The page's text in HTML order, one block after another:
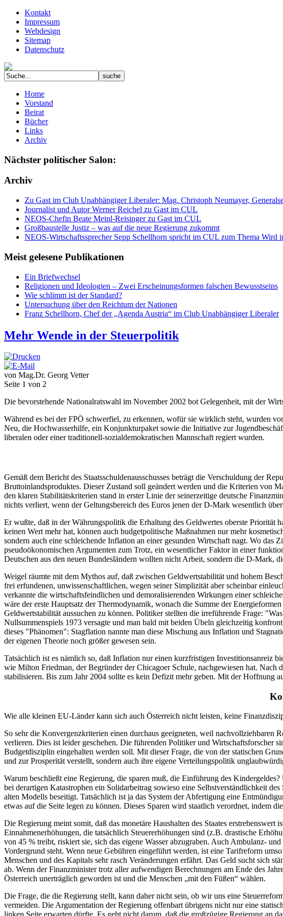
Kontakt
Impressum
Webdesign
Sitemap
Datenschutz
Home
Vorstand
Beirat
Bücher
Links
Archiv
Nächster politischer Salon:
Archiv
Zu Gast im Club Unabhängiger Liberaler: Mag. Christoph Neumayer,
Journalist und Autor Werner Reichel zu Gast im CUL
NEOS-Chefin Beate Meinl-Reisinger zu Gast im CUL
Großbaustelle Justiz – was auf die neue Regierung zukommt
NEOS-Wirtschaftssprecher Sepp Schellhorn spricht im CUL zum Thema Wird
Meist gelesene Publikationen
Ein Briefwechsel
Religionen und Ideologien – Zwei Erscheinungsformen falschen Bewusstseins
Wie schlimm ist der Standard?
Untersuchung über den Reichtum der Nationen
Franz Schellhorn, Chef der „Agenda Austria“ im Club Unabhängiger Liberaler
Mehr Wende in der Steuerpolitik
von Mag.Dr. Georg Vetter
Seite 1 von 2
Die bevorstehende Nationalratswahl im November 2002 bot Gelegenheit, mit der
Während es bei der FPÖ schwerfiel, zu erkennen, wofür sie wirklich steht, wurden
Neu, die Hochwasserhilfe, ein Konjunkturpaket sowie die Initiative zur
liberalen oder einer traditionell-sozialdemokratischen Mannschaft regiert wurden.
Gemäß dem Bericht des Staatsschuldenausschusses beträgt die Verschuldung der
Bruttoinlandsproduktes. Dieser Zustand soll geändert werden und die Kriterien von
den klaren Stabilitätskriterien stand in erster Linie der seinerzeitige deutsche
nichts verliert, wenn der Geltungsbereich des Euros jenen der D-Mark wesentlich
Er wußte, daß in der Währungspolitik die Erhaltung des Geldwertes oberste Priorität
keinen Wert mehr hat, können auch budgetpolitische Maßnahmen nur mehr
sondern auch eine schleichende Inflation an einer gesunden Wirtschaft nagt. Wo das
pseudoökonomischen Argumenten zum Trotz, ein wesentlicher Faktor in einer
Deutschen aus den neuen Bundesländern wollten nicht Arbeit, sondern die D-Mark,
Weigel räumte mit dem Mythos auf, daß zwischen Geldwertstabilität und hohem
frei erfundenen, unwissenschaftlichen, wegen seiner Simplizität aber scheinbar
verkannte die wirtschaftsfeindlichen und demoralisierenden Wirkungen einer
wäre der erste Hauptsatz der Thermodynamik, wonach die Summe der
Geldwertstabilität aussuchen zu können. Politiker stellten die irreführende Frage:
Nullsummenspiels 1973 versagte und man bald mit beiden Übeln gleichzeitig
dieses "Phänomen": Stagflation nannte man diese Mischung aus Inflation und
der eigenen Theorie noch größer gewesen sein.
Tatsächlich ist es nämlich so, daß Inflation nur einen kurzfristigen Investitionsanreiz
wie Milton Friedman, der Begründer der Chicagoer Schule, nachgewiesen hat.
stabilisieren. Bis zum Jahr 2004 sollte es kein Defizit mehr geben. Mit der Hoffnung
Wie alle kleinen EU-Länder kann sich auch Österreich nicht leisten, keine
So sehr die Konvergenzkriterien einen durchaus geeigneten, weil
verlieren. Dies ist leider geschehen. Die führenden Politiker und Wirtschaftsforscher
Budgetdisziplin eingehalten werden soll. Mit dieser Frage, die von der statischen
und zur Prosperität verstellt, sondern auch ihre eigene Verteilungspolitik
Warum beschließt eine Regierung, die sparen muß, die Einführung des
bei derartigen Katastrophen ein Solidarbeitrag sowieso eine Selbstverständlichkeit
alten Modells beseitigt. Tatsächlich ist ja das System der Abfertigung eine
etwas auf die Seite legen zu können. Dieses Sparen wird staatlich verordnet, indem
Die Regierung meint somit, daß das monetäre Haushalten des Staates
Einnahmenerhöhungen, die tatsächlich Steuererhöhungen sind (z.B. drastische
von 45 % treibt, riskiert sie, sich das eigene Wasser abzugraben. Auch Ambulanz-
Vordergrund steht. Wenn neue Gebühren eingeführt werden, ist eine Tarifreform
Menschen und des Kapitals sehr rasch Veränderungen erfährt. Das Geld sucht sich
ab. Wenn der Finanzminister trotz aller aufwendigen Berechnungen am Ende des
Österreich unerträglich geworden ist und die Menschen „mit den Füßen“ wählen.
Die Frage, die die Regierung stellt, kann daher nicht sein, ob wir uns eine
vermeiden. Die Argumentation der Regierung offenbart übrigens nicht nur eine